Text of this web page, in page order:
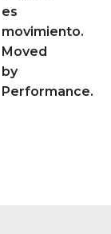
es
movimiento.
Moved
by
Performance.